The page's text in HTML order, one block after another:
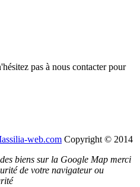
pas à nous contacter pour
web.com Copyright © 2014
biens sur la Google Map merci
de votre navigateur ou